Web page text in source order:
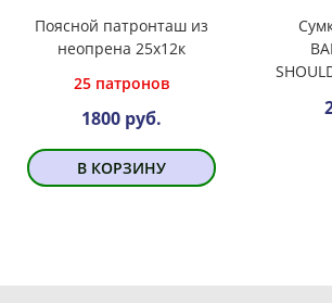
Поясной патронташ из
неопрена 25х12к
25 патронов
1800 руб.
В КОРЗИНУ